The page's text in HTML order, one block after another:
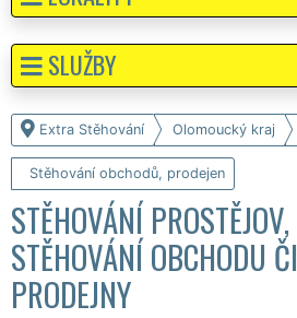
Extra Stěhování Olomoucký kraj
Stěhování obchodů, prodejen
STĚHOVÁNÍ PROSTĚJOV,
STĚHOVÁNÍ OBCHODU ČI
PRODEJNY
SLUŽBY